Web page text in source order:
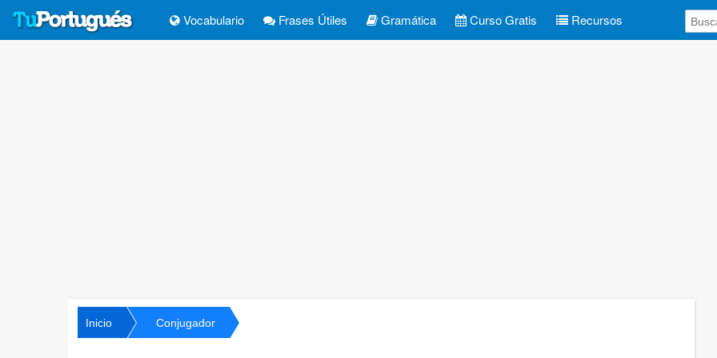
Vocabulario Frases Útiles Gramática Curso Gratis Recursos
Inicio Conjugador